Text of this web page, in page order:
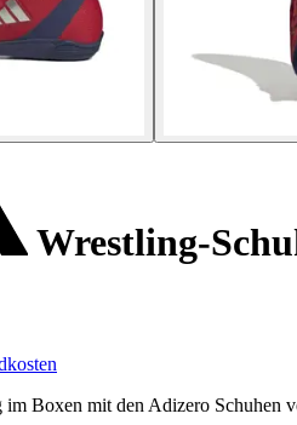
Wrestling-
Boxen mit den Adizero Schuhen